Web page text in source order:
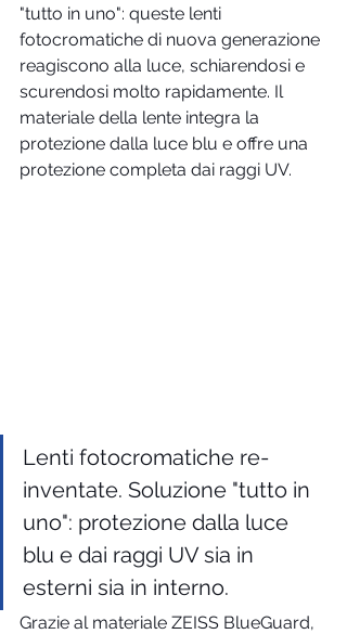
"tutto in uno": queste lenti
fotocromatiche di nuova generazione
reagiscono alla luce, schiarendosi e
scurendosi molto rapidamente. Il
materiale della lente integra la
protezione dalla luce blu e offre una
protezione completa dai raggi UV.
Lenti fotocromatiche re-
inventate. Soluzione "tutto in
uno": protezione dalla luce
blu e dai raggi UV sia in
esterni sia in interno.
Grazie al materiale ZEISS BlueGuard,